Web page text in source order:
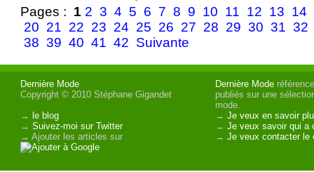
Pages : 1 2 3 4 5 6 7 8 9 10 11 12 13 14
20 21 22 23 24 25 26 27 28 29 30 31 32
38 39 40 41 42 Suivante
Dernière Mode
Copyright © 2010 Stéphane Gigandet
→le blog
→Suivez-moi sur Twitter
→ Ajouter les articles sur
Dernière Mode
publiés sur une
mode.
→Je veux en savoir
→Je veux savoir qui a
→Je veux contacter le